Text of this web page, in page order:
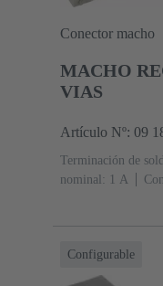
vidrio
Conector macho
MACHO
VIAS
Artículo Nº: 09
Terminación de
nominal: ‌1 A
(PBT)
Gris
Configurable